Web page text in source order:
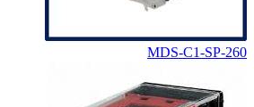
MDS-C1-SP-260